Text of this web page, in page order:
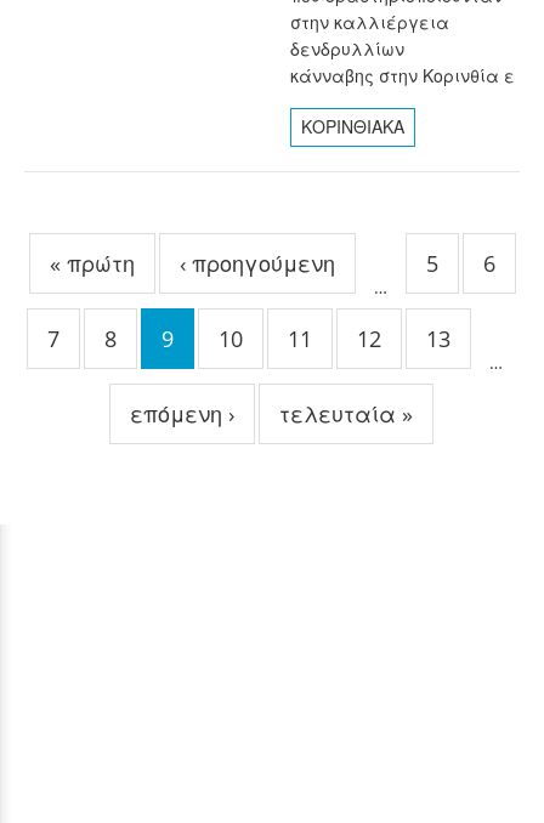
στην καλλιέργεια
δενδρυλλίων
κάνναβης στην Κορινθία ε
ΚΟΡΙΝΘΙΑΚΑ
« πρώτη ‹ προηγούμενη
…
5 6
7 8 9 10 11 12 13
…
επόμενη › τελευταία »